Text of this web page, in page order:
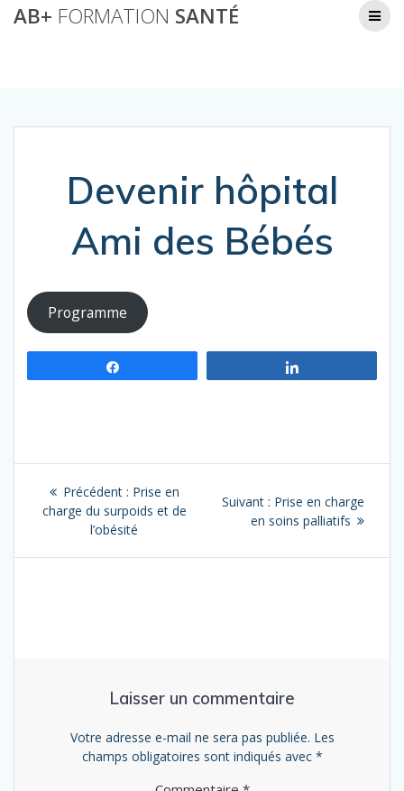
Passer
au
AB+ FORMATION SANTÉ
Devenir hôpital Ami des Bébés
Devenir hôpital
Ami des Bébés
Programme
Navigation
de
l’article
Précédent : Article
précédent
:
Prise en
charge du surpoids et de
l’obésité
Suivant : Article
suivant
Prise en charge
en soins palliatifs
Laisser un commentaire
Votre adresse e-mail ne sera pas publiée. Les
champs obligatoires sont indiqués avec *